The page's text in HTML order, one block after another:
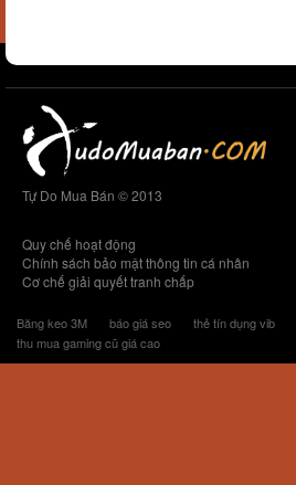
Tự Do Mua Bán © 2013
Quy chế hoạt động
Chính sách bảo mật thông tin cá nhân
Cơ chế giải quyết tranh chấp
Băng keo 3M báo giá seo thẻ tín dụng vib
thu mua gaming cũ giá cao